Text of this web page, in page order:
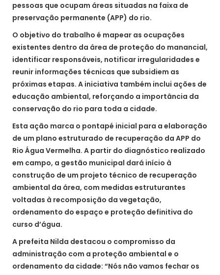
pessoas que ocupam áreas situadas na faixa de
preservação permanente (APP) do rio.
O objetivo do trabalho é mapear as ocupações
existentes dentro da área de proteção do manancial,
identificar responsáveis, notificar irregularidades e
reunir informações técnicas que subsidiem as
próximas etapas. A iniciativa também inclui ações de
educação ambiental, reforçando a importância da
conservação do rio para toda a cidade.
Esta ação marca o pontapé inicial para a elaboração
de um plano estruturado de recuperação da APP do
Rio Água Vermelha. A partir do diagnóstico realizado
em campo, a gestão municipal dará início à
construção de um projeto técnico de recuperação
ambiental da área, com medidas estruturantes
voltadas à recomposição da vegetação,
ordenamento do espaço e proteção definitiva do
curso d’água.
A prefeita Nilda destacou o compromisso da
administração com a proteção ambiental e o
ordenamento da cidade: “Nós não vamos fechar os